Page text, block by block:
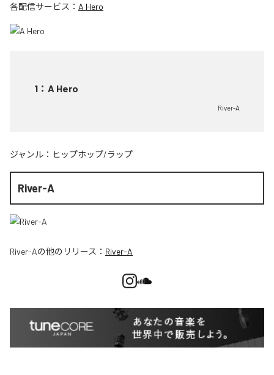
各配信サービス： A Hero
1 ： A Hero
River-A
ジャンル： ヒップホップ/ラップ
River-A
River-Aの他のリリース： River-A